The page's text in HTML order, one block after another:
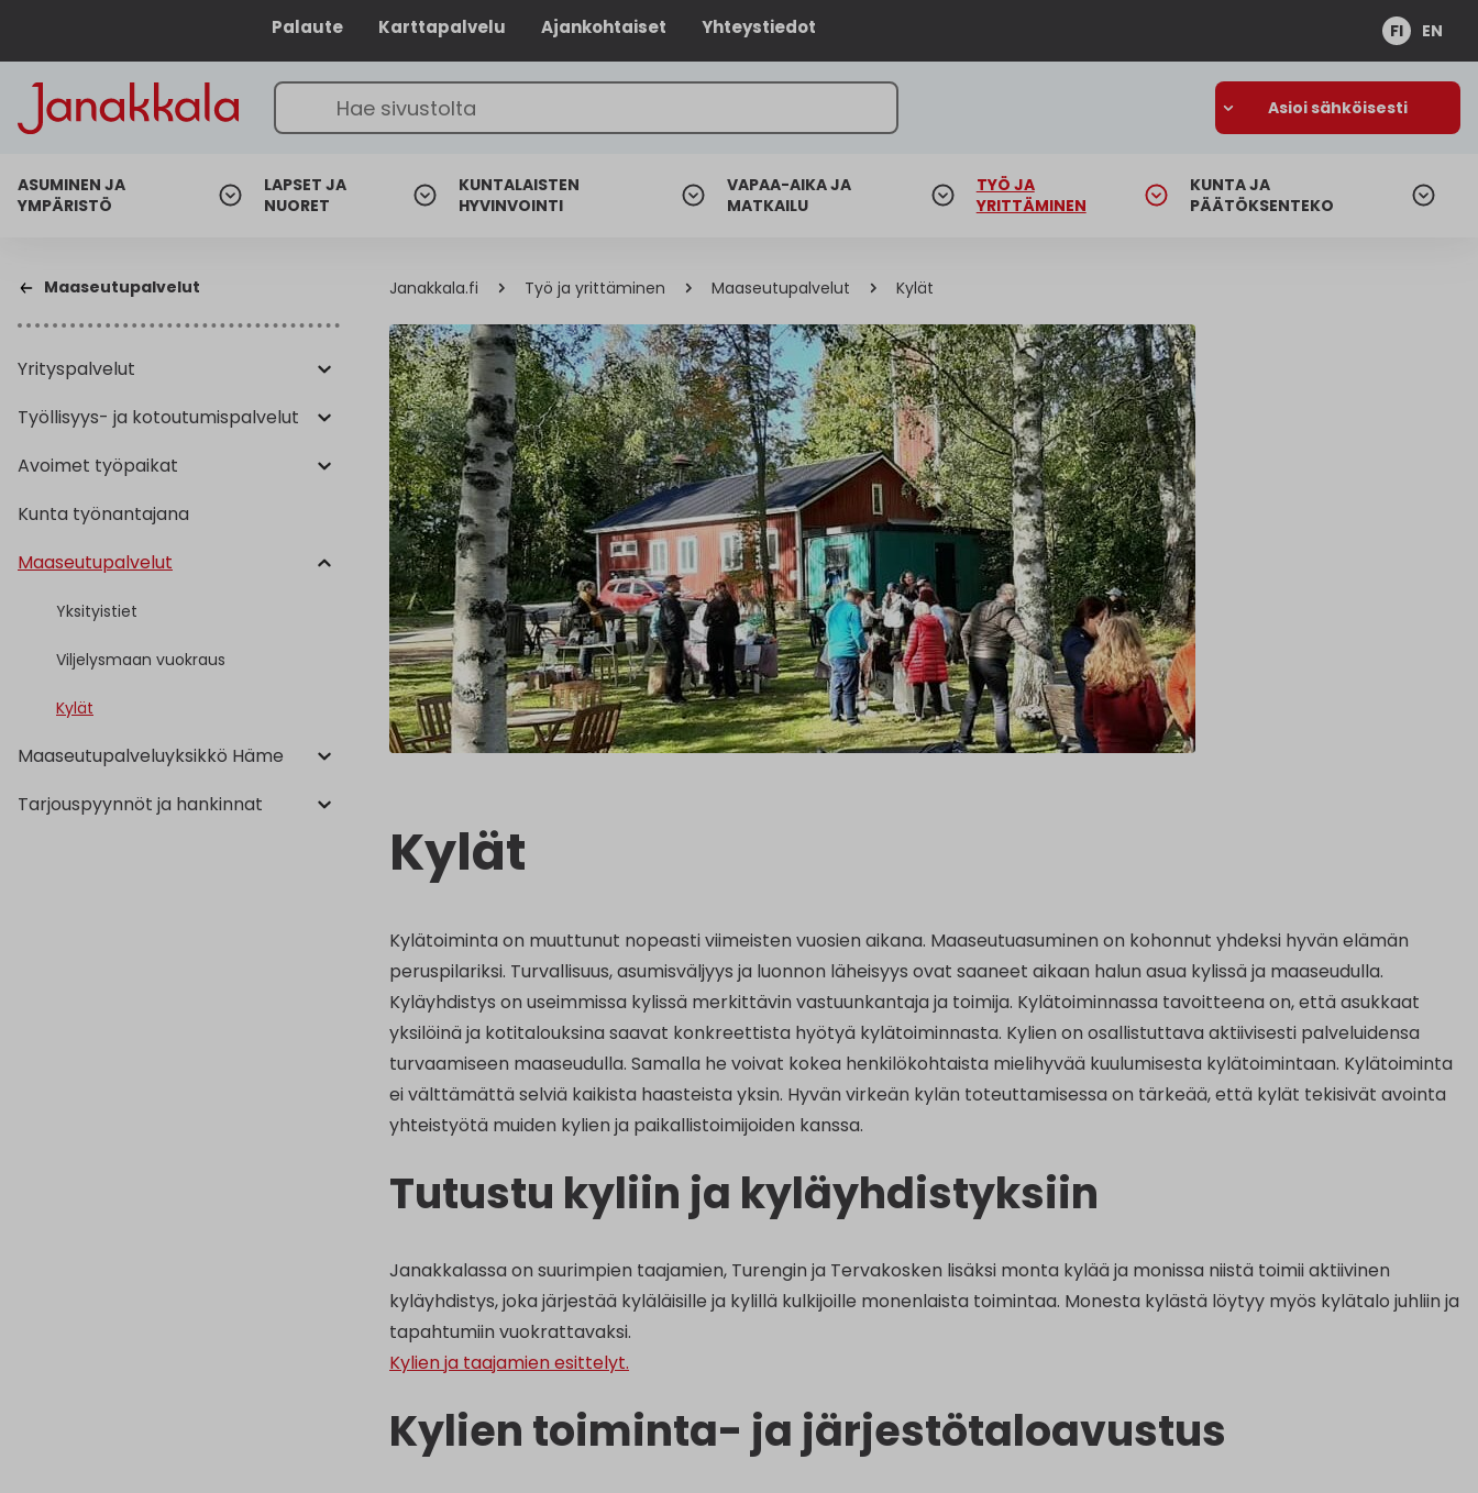
Palaute Karttapalvelu Ajankohtaiset Yhteystiedot FI EN
Asioi sähköisesti
ASUMINEN JA
YMPÄRISTÖ
LAPSET JA
NUORET
KUNTALAISTEN
HYVINVOINTI
VAPAA-AIKA JA
MATKAILU
TYÖ JA
YRITTÄMINEN
KUNTA JA
PÄÄTÖKSENTEKO
Maaseutupalvelut
Yrityspalvelut
Työllisyys- ja kotoutumispalvelut
Avoimet työpaikat
Kunta työnantajana
Maaseutupalvelut
Yksityistiet
Viljelysmaan vuokraus
Kylät
Maaseutupalveluyksikkö Häme
Tarjouspyynnöt ja hankinnat
Janakkala.fi Työ ja yrittäminen Maaseutupalvelut Kylät
Kylät
Kylätoiminta on muuttunut nopeasti viimeisten vuosien aikana. Maaseutuasuminen on kohonnut yhdeksi hyvän elämän
peruspilariksi. Turvallisuus, asumisväljyys ja luonnon läheisyys ovat saaneet aikaan halun asua kylissä ja maaseudulla.
Kyläyhdistys on useimmissa kylissä merkittävin vastuunkantaja ja toimija. Kylätoiminnassa tavoitteena on, että asukkaat
yksilöinä ja kotitalouksina saavat konkreettista hyötyä kylätoiminnasta. Kylien on osallistuttava aktiivisesti palveluidensa
turvaamiseen maaseudulla. Samalla he voivat kokea henkilökohtaista mielihyvää kuulumisesta kylätoimintaan. Kylätoiminta
ei välttämättä selviä kaikista haasteista yksin. Hyvän virkeän kylän toteuttamisessa on tärkeää, että kylät tekisivät avointa
yhteistyötä muiden kylien ja paikallistoimijoiden kanssa.
Tutustu kyliin ja kyläyhdistyksiin
Janakkalassa on suurimpien taajamien, Turengin ja Tervakosken lisäksi monta kylää ja monissa niistä toimii aktiivinen
kyläyhdistys, joka järjestää kyläläisille ja kylillä kulkijoille monenlaista toimintaa. Monesta kylästä löytyy myös kylätalo juhliin ja
tapahtumiin vuokrattavaksi.
Kylien ja taajamien esittelyt.
Kylien toiminta- ja järjestötaloavustus